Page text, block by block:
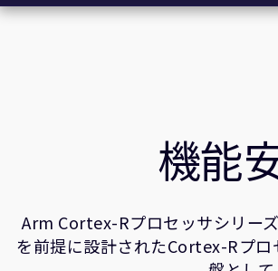
機能
Arm Cortex-Rプロセッサシリー
を前提に設計されたCortex-Rプ